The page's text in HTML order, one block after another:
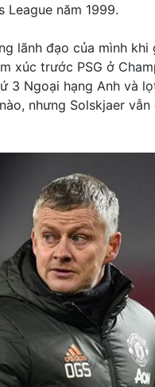
năm 1999.
lãnh đạo của mình khi
xúc trước PSG ở
3 Ngoại hạng Anh và
nhưng Solskjaer